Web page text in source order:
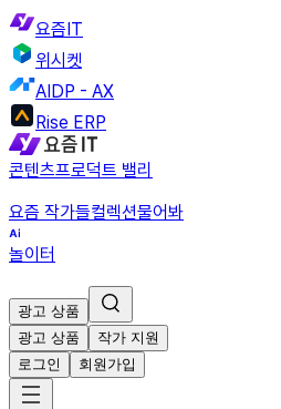
요즘IT
위시켓
AIDP - AX
Rise ERP
콘텐츠프로덕트 밸리
요즘 작가들컬렉션물어봐
놀이터
광고 상품
광고 상품
작가 지원
로그인
회원가입